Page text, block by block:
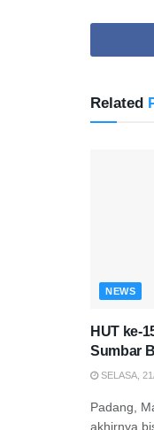
Related
NEWS
HUT ke-
Sumbar
SELASA,
Padang,
akhirnya